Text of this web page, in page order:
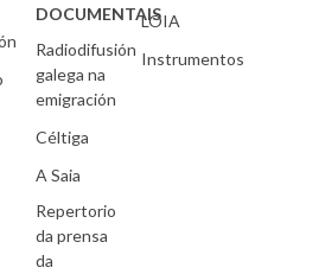
DOCUMENTAIS
Radiodifusión
galega na
emigración
Céltiga
A Saia
Repertorio
da prensa
da
LOIA
Instrumentos